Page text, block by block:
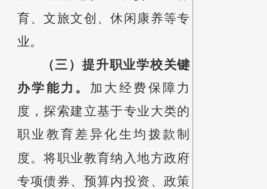
育、文旅文创 、休闲康养等专
业。
（三）提升职业学校关键
办学能力。 加大经费保障力
度，探索建立基于专业大类的
职业教育差异化生均拨款制
度。将职业教育纳入地方政府
专项债券、预算内投资、政策